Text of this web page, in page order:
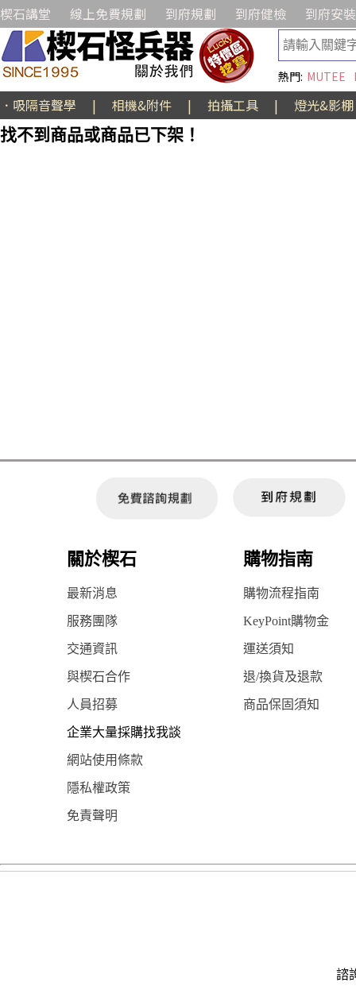
楔石講堂 線上免費規劃 到府規劃 到府健檢 到府安裝
熱門: MUTEE
．吸隔音聲學 | 相機&附件 | 拍攝工具 |
燈光&影棚
找不到商品或商品已下架！
關於楔石 購物指南
最新消息 購物流程指南
服務團隊 KeyPoint購物金
交通資訊 運送須知
與楔石合作 退/換貨及退款
人員招募 商品保固須知
企業大量採購找我談
網站使用條款
隱私權政策
免責聲明
諮